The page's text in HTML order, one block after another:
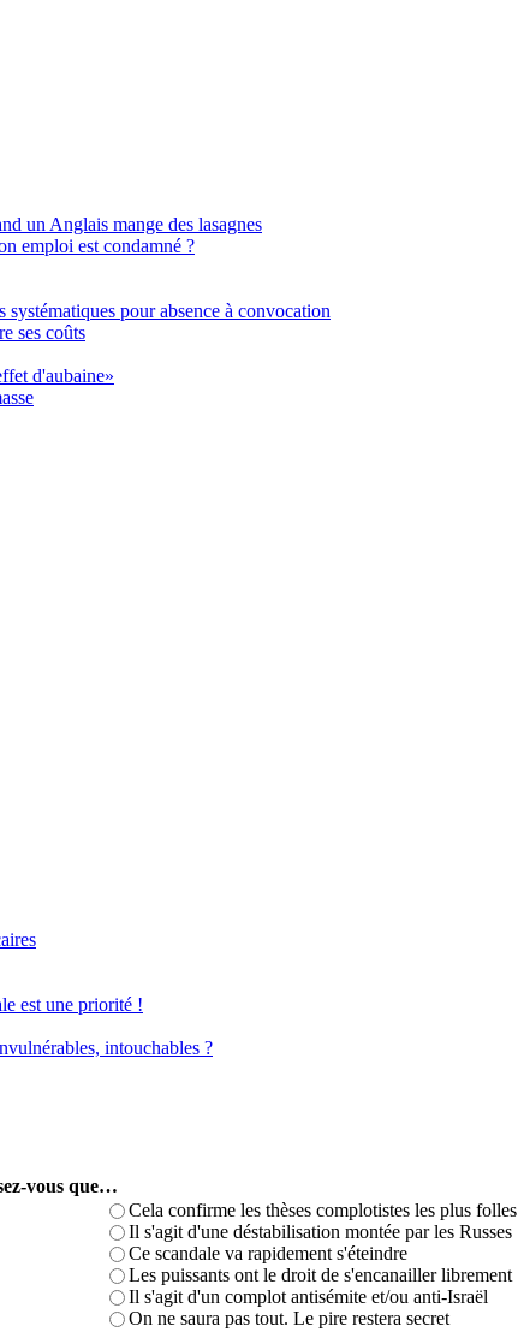
un Anglais mange des lasagnes
emploi est condamné ?
pour absence à convocation
ses coûts
d'aubaine»
est une priorité !
intouchables ?
vous que…
Cela confirme les thèses complotistes les plus folles
Il s'agit d'une déstabilisation montée par les Russes
Ce scandale va rapidement s'éteindre
Les puissants ont le droit de s'encanailler librement
Il s'agit d'un complot antisémite et/ou anti-Israël
On ne saura pas tout. Le pire restera secret